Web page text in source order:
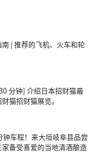
| 推荐的飞机、火车和轮
分钟] 介绍日本招财猫最
猫招财猫展览。
钟车程！来大垣岐阜县品尝
备受喜爱的当地清酒酿造